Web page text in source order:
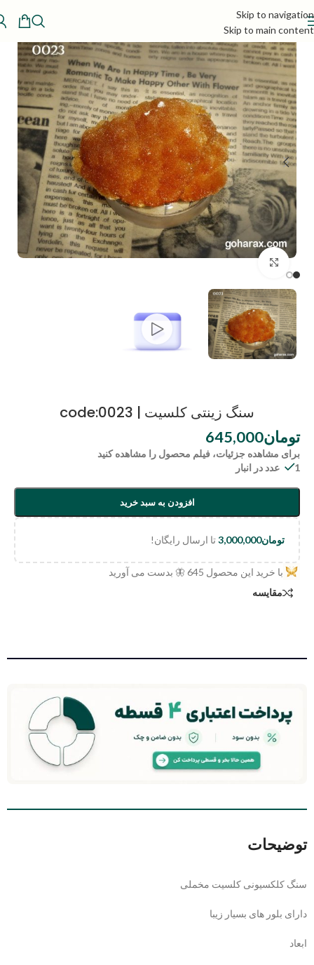
Skip to navigation
Skip to main content
سنگ زینتی کلسیت | code:0023
تومان645,000
برای مشاهده جزئیات، فیلم محصول را مشاهده کنید
1 عدد در انبار
افزودن به سبد خرید
تومان3,000,000تا ارسال رایگان!
با خرید این محصول 645 🦋 بدست می آورید
مقایسه
توضیحات
سنگ کلکسیونی کلسیت مخملی
دارای بلور های بسیار زیبا
ابعاد